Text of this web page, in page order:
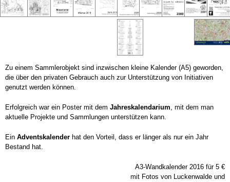
Zu einem Sammlerobjekt sind inzwischen kleine Kalender (A5) geworden,
die über den privaten Gebrauch auch zur Unterstützung von Initiativen
genutzt werden können.
Erfolgreich war ein Poster mit dem Jahreskalendarium, mit dem man
aktuelle Projekte und Sammlungen unterstützen kann.
Ein Adventskalender hat den Vorteil, dass er länger als nur ein Jahr
Bestand hat.
A3-Wandkalender 2016 für 5 €
mit Fotos von Luckenwalde und